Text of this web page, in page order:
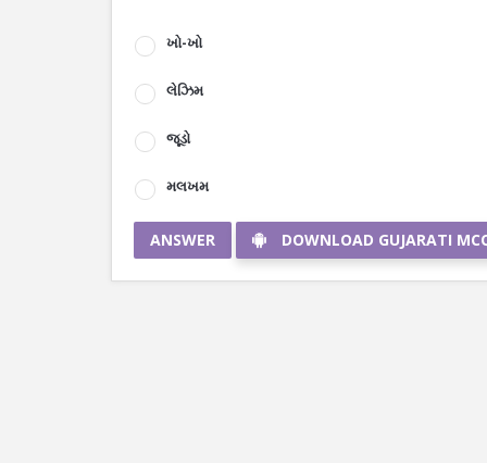
ખો-ખો
લેઝિમ
જૂડો
મલખમ
ANSWER DOWNLOAD GUJARATI